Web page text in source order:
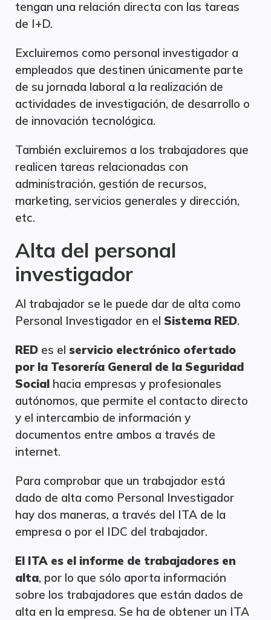
tengan una relación directa con las tareas
de I+D.
Excluiremos como personal investigador a
empleados que destinen únicamente parte
de su jornada laboral a la realización de
actividades de investigación, de desarrollo o
de innovación tecnológica.
También excluiremos a los trabajadores que
realicen tareas relacionadas con
administración, gestión de recursos,
marketing, servicios generales y dirección,
etc.
Alta del personal
investigador
Al trabajador se le puede dar de alta como
Personal Investigador en el Sistema RED.
RED es el servicio electrónico ofertado
por la Tesorería General de la Seguridad
Social hacia empresas y profesionales
autónomos, que permite el contacto directo
y el intercambio de información y
documentos entre ambos a través de
internet.
Para comprobar que un trabajador está
dado de alta como Personal Investigador
hay dos maneras, a través del ITA de la
empresa o por el IDC del trabajador.
El ITA es el informe de trabajadores en
alta, por lo que sólo aporta información
sobre los trabajadores que están dados de
alta en la empresa. Se ha de obtener un ITA